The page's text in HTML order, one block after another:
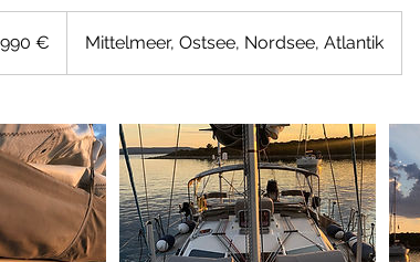
€ Mittelmeer, Ostsee, Nordsee, Atlantik